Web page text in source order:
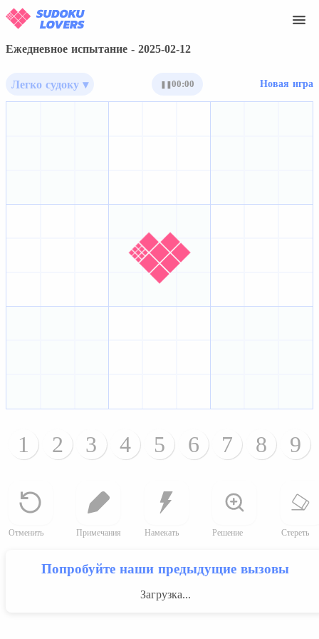
Ежедневное испытание - 2025-02-12
Легко судоку ▾ 00:00 Новая игра
1 2 3 4 5 6 7 8 9
Отменить Примечания Намекать Решение Стереть
Попробуйте наши предыдущие вызовы
Загрузка...